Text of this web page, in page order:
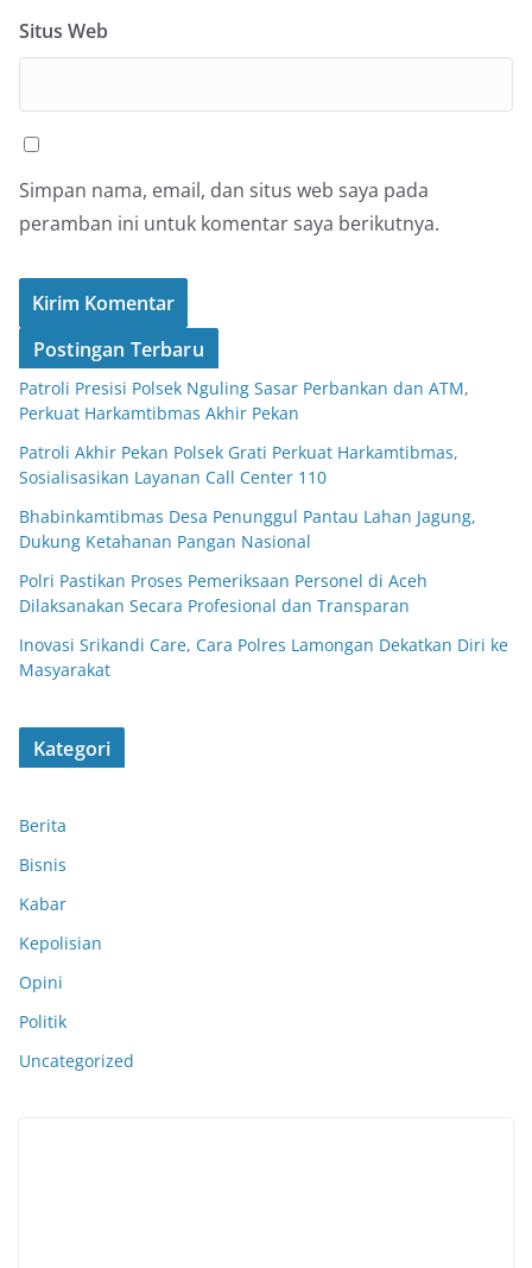
Situs Web
Simpan nama, email, dan situs web saya pada
peramban ini untuk komentar saya berikutnya.
Postingan Terbaru
Patroli Presisi Polsek Nguling Sasar Perbankan dan ATM,
Perkuat Harkamtibmas Akhir Pekan
Patroli Akhir Pekan Polsek Grati Perkuat Harkamtibmas,
Sosialisasikan Layanan Call Center 110
Bhabinkamtibmas Desa Penunggul Pantau Lahan Jagung,
Dukung Ketahanan Pangan Nasional
Polri Pastikan Proses Pemeriksaan Personel di Aceh
Dilaksanakan Secara Profesional dan Transparan
Inovasi Srikandi Care, Cara Polres Lamongan Dekatkan Diri ke
Masyarakat
Kategori
Berita
Bisnis
Kabar
Kepolisian
Opini
Politik
Uncategorized